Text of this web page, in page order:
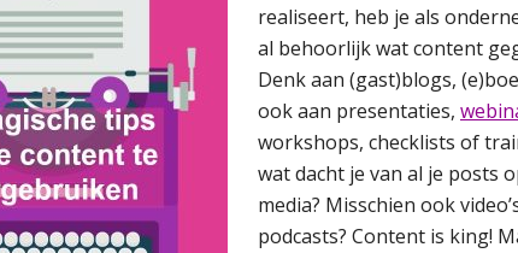
realiseert, heb je als
al behoorlijk wat content
Denk aan (gast)blogs,
ook aan presentaties,
workshops, checklists of
wat dacht je van al je posts
media? Misschien ook
podcasts? Content is king!